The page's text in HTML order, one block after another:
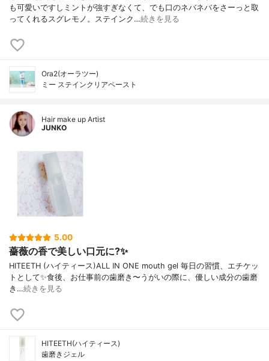
も可愛いですしミントが強すぎなくて、でも口のネバネバをさーっと取
ってくれるスグレモノ。ステインク…続きを見る
Ora2(オーラツー)
ミー ステインクリアペースト
Hair make up Artist
JUNKO
5.00
薔薇の香で美しい口元に?✨
HITEETH (ハイティース)ALL IN ONE mouth gel 毎日の習慣、エチケッ
トとして✨食後、お仕事前の歯磨き〜うがいの際に、優しい成分の歯磨
き…続きを見る
HITEETH(ハイティース)
歯磨きジェル